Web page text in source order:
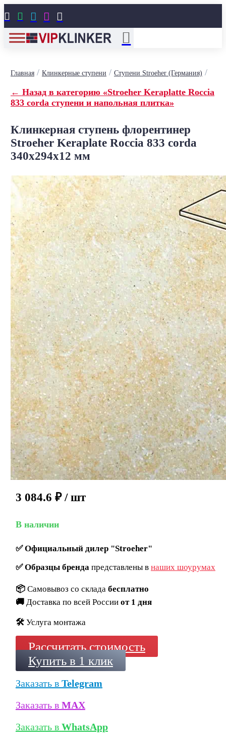
    
Главная/ Клинкерные ступени / Ступени Stroeher (Германия) /
← Назад в категорию «Stroeher Keraplatte Roccia
833 corda ступени и напольная плитка»
Клинкерная ступень флорентинер
Stroeher Keraplate Roccia 833 corda
340х294х12 мм
3 084.6 ₽ / шт
В наличии
✅Официальный дилер "Stroeher"
✅Образцы брендапредставлены в наших шоурумах
📦 Самовывоз со склада бесплатно
🚚 Доставка по всей России от 1 дня
🛠️ Услуга монтажа
Рассчитать стоимость
Купить в 1 клик
Заказать в Telegram
Заказать в MAX
Заказать в WhatsApp